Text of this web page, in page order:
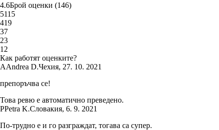
4.6Брой оценки (146)
5115
419
37
23
1 2
Как работят оценките?
AAndrea D.Чехия, 27. 10. 2021
препоръчва се!
Това ревю е автоматично преведено.
PPetra K.Словакия, 6. 9. 2021
По-трудно е и го разграждат, тогава са супер.